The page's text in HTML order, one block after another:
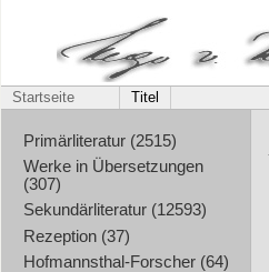
Startseite Titel
Primärliteratur (2515)
Werke in Übersetzungen
(307)
Sekundärliteratur (12593)
Rezeption (37)
Hofmannsthal-Forscher (64)